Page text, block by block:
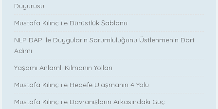
Duyurusu
Mustafa Kılınç ile Dürüstlük Şablonu
NLP DAP ile Duyguların Sorumluluğunu Üstlenmenin Dört
Adımı
Yaşamı Anlamlı Kılmanın Yolları
Mustafa Kılınç ile Hedefe Ulaşmanın 4 Yolu
Mustafa Kılınç ile Davranışların Arkasındaki Güç